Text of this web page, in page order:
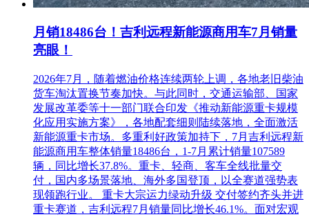
月销18486台！吉利远程新能源商用车7月销量
亮眼！
2026年7月，随着燃油价格连续两轮上调，各地老旧柴油
货车淘汰置换节奏加快。与此同时，交通运输部、国家
发展改革委等十一部门联合印发《推动新能源重卡规模
化应用实施方案》，各地配套细则陆续落地，全面激活
新能源重卡市场。多重利好政策加持下，7月吉利远程新
能源商用车整体销量18486台，1-7月累计销量107589
辆，同比增长37.8%。重卡、轻商、客车全线批量交
付，国内多场景落地、海外多国登顶，以全赛道强势表
现领跑行业。 重卡大宗运力绿动升级 交付签约齐头并进
重卡赛道，吉利远程7月销量同比增长46.1%。面对宏观